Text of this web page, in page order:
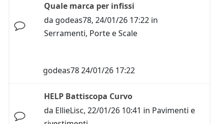
Quale marca per infissi
da godeas78, 24/01/26 17:22 in
Serramenti, Porte e Scale
godeas7824/01/26 17:22
HELP Battiscopa Curvo
da EllieLisc, 22/01/26 10:41 in Pavimenti e